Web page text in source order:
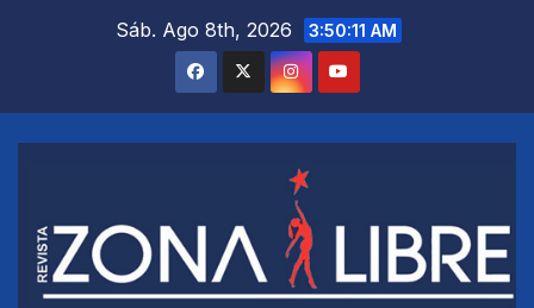
Sáb. Ago 8th, 2026 3:50:12 AM